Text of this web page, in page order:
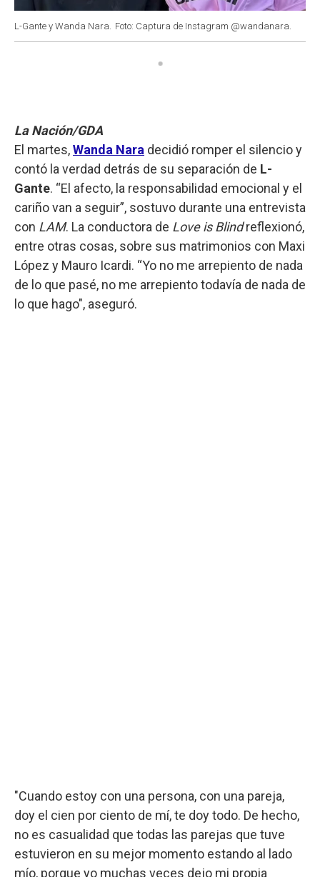
L-Gante y Wanda Nara. Foto: Captura de Instagram @wandanara.
La Nación/GDA
El martes,Wanda Nara decidió romper el silencio y
contó la verdad detrás de su separación de L-
Gante. “El afecto, la responsabilidad emocional y el
cariño van a seguir”, sostuvo durante una entrevista
con LAM. La conductora de Love is Blindreflexionó,
entre otras cosas, sobre sus matrimonios con Maxi
López y Mauro Icardi. “Yo no me arrepiento de nada
de lo que pasé, no me arrepiento todavía de nada de
lo que hago", aseguró.
"Cuando estoy con una persona, con una pareja,
doy el cien por ciento de mí, te doy todo. De hecho,
no es casualidad que todas las parejas que tuve
estuvieron en su mejor momento estando al lado
mío, porque yo muchas veces dejo mi propia